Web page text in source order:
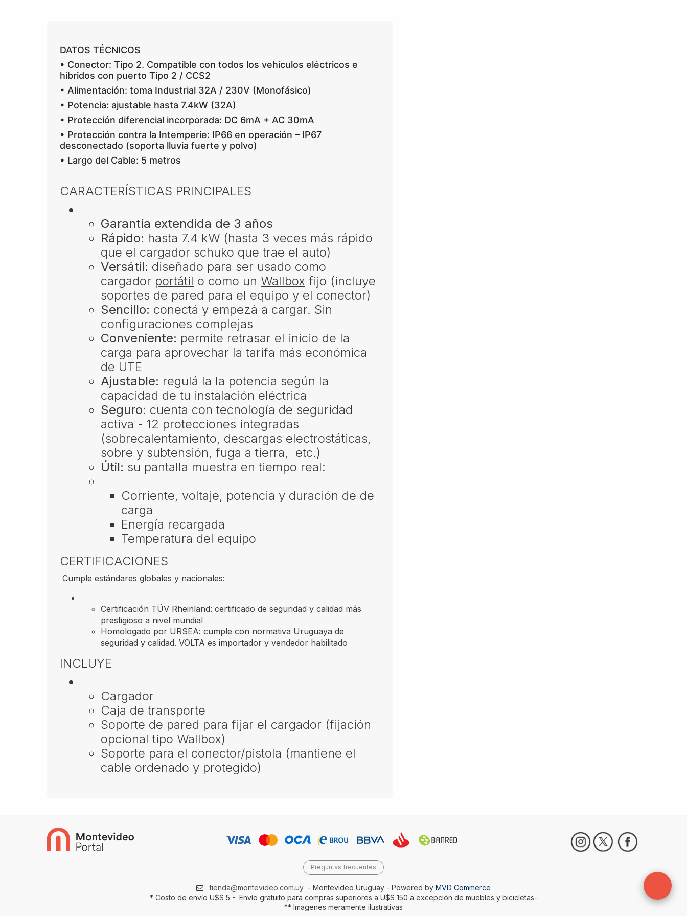
DATOS TÉCNICOS
• Conector: Tipo 2. Compatible con todos los vehículos eléctricos e
híbridos con puerto Tipo 2 / CCS2
• Alimentación: toma Industrial 32A / 230V (Monofásico)​
• Potencia: ajustable hasta 7.4kW (32A)
• Protección diferencial incorporada: DC 6mA + AC 30mA
• Protección contra la Intemperie: IP66 en operación – IP67
desconectado​ (soporta lluvia fuerte y polvo)
• Largo del Cable: 5 metros
CARACTERÍSTICAS PRINCIPALES
Garantía extendida de 3 años
Rápido: hasta 7.4 kW (hasta 3 veces más rápido
que el cargador schuko que trae el auto)
Versátil: diseñado para ser usado como
cargador portátil o como un Wallbox fijo (incluye
soportes de pared para el equipo y el conector)
Sencillo: conectá y empezá a cargar. Sin
configuraciones complejas
Conveniente:​ permite retrasar el inicio de la
carga para aprovechar la tarifa más económica
de UTE
Ajustable: regulá la la potencia según la
capacidad de tu instalación eléctrica
Seguro: cuenta con tecnología de seguridad
activa - 12 protecciones integradas
(sobrecalentamiento, descargas electrostáticas,
sobre y subtensión, fuga a tierra, etc.)
Útil: su pantalla muestra en tiempo real:
Corriente, voltaje, potencia y duración de de
carga
Energía recargada
Temperatura del equipo
CERTIFICACIONES
​ ​Cumple estándares globales y nacionales:
Certificación TÜV Rheinland: certificado de seguridad y calidad más
prestigioso a nivel mundial
Homologado por URSEA: cumple con normativa Uruguaya de
seguridad y calidad. VOLTA es importador y vendedor habilitado
INCLUYE
Cargador
Caja de transporte
Soporte de pared para fijar el cargador (fijación
opcional tipo Wallbox)
Soporte para el conector/pistola (mantiene el
cable ordenado y protegido)
Preguntas frecuentes
tienda@montevideo.com.uy - Montevideo Uruguay - Powered by MVD Commerce
* Costo de envío U$S 5 - Envío gratuito para compras superiores a U$S 150 a excepción de muebles y bicicletas-
** Imagenes meramente ilustrativas